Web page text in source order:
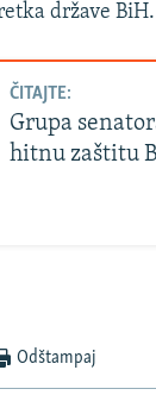
države BiH.
ČITAJTE:
Grupa
hitnu zaštitu
Odštampaj